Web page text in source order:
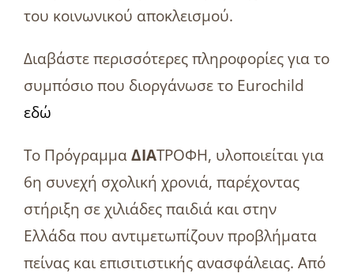
του κοινωνικού αποκλεισμού.
Διαβάστε περισσότερες πληροφορίες για το
συμπόσιο που διοργάνωσε το Eurochild
εδώ
Το ΠρόγραμμαΔΙΑΤΡΟΦΗ, υλοποιείται για
6η συνεχή σχολική χρονιά, παρέχοντας
στήριξη σε χιλιάδες παιδιά και στην
Ελλάδα που αντιμετωπίζουν προβλήματα
πείνας και επισιτιστικής ανασφάλειας. Από